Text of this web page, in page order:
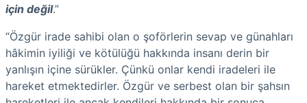
için değil.”
“Özgür irade sahibi olan o şoförlerin sevap ve günahları
hâkimin iyiliği ve kötülüğü hakkında insanı derin bir
yanlışın içine sürükler. Çünkü onlar kendi iradeleri ile
hareket etmektedirler. Özgür ve serbest olan bir şahsın